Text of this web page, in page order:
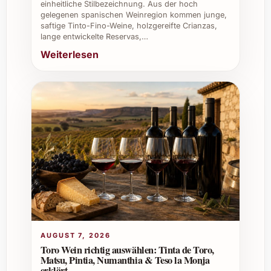
Individuelle Tipps und Vorteile
Private Feiern:
dank seiner Frische und Eleganz.
Weihnachten und Silvester:Ein
stilvolles Geschenk, das zum festlichen
Menü passt und Gäste begeistert.
Caterings und Gastronomie:Bietet
somit eine vielfältige Ergänzung der
Weinkarte mit einem repräsentativen
Tropfen aus Spanien.
Weinkeller und Firmenevents:Ideal,
um Kunden und Geschäftspartner mit
beeindrucken und Verbindungen zu
stärken.
einheitliche Stilbezeichnung. Aus der hoch
gelegenen spanischen Weinregion kommen junge,
saftige Tinto-Fino-Weine, holzgereifte Crianzas,
lange entwickelte Reservas,…
Weiterlesen
AUGUST 7, 2026
Toro Wein richtig auswählen: Tinta de Toro,
Matsu, Pintia, Numanthia & Teso la Monja